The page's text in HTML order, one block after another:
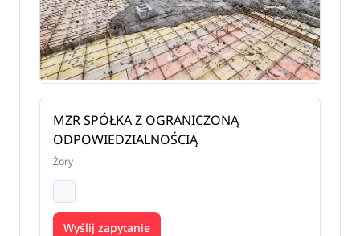
MZR SPÓŁKA Z OGRANICZONĄ
ODPOWIEDZIALNOŚCIĄ
Żory
Wyślij zapytanie